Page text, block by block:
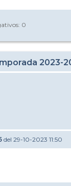
0
2023-
del 29-10-2023 11:50